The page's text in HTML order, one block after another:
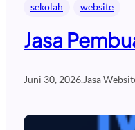
sekolah website
Jasa
Juni 30, 2026.Jasa